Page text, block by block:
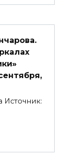
Источник: